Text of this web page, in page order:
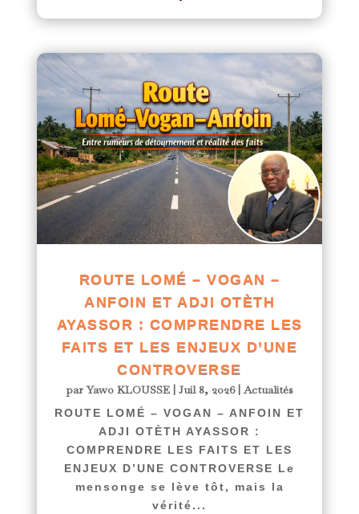
ROUTE LOMÉ – VOGAN –
ANFOIN ET ADJI OTÈTH
AYASSOR : COMPRENDRE LES
FAITS ET LES ENJEUX D’UNE
CONTROVERSE
parYawo KLOUSSE| Juil 8, 2026|Actualités
ROUTE LOMÉ – VOGAN – ANFOIN ET
ADJI OTÈTH AYASSOR :
COMPRENDRE LES FAITS ET LES
ENJEUX D’UNE CONTROVERSE Le
mensonge se lève tôt, mais la
vérité...